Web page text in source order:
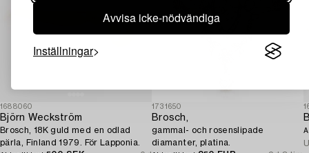
Avvisa icke-nödvändiga
Inställningar
1688060
Björn Weckström
Brosch, 18K guld med en odlad
pärla, Finland 1979. För Lapponia.
1731650
Brosch,
gammal- och rosenslipade
diamanter, platina.